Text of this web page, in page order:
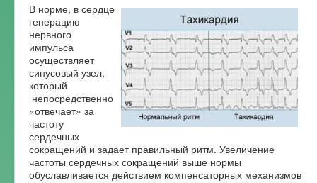
В норме, в сердце
генерацию
нервного
импульса
осуществляет
синусовый узел,
который
непосредственно
«отвечает» за
частоту
сердечных
сокращений и задает правильный ритм. Увеличение
частоты сердечных сокращений выше нормы
обуславливается действием компенсаторных механизмов